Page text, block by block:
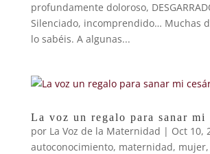
profundamente doloroso,
Silenciado, incomprendido… Muchas
lo sabéis. A algunas...
La voz un regalo para sanar mi
por La Voz de la Maternidad | Oct 10,
autoconocimiento, maternidad, mujer,